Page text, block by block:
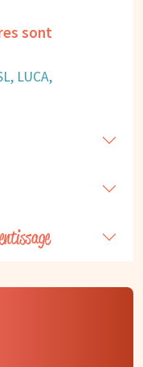
sont
LUCA,